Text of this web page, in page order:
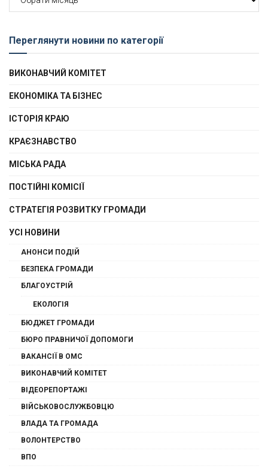
новин
Переглянути новини по категорії
ВИКОНАВЧИЙ КОМІТЕТ
ЕКОНОМІКА ТА БІЗНЕС
ІСТОРІЯ КРАЮ
КРАЄЗНАВСТВО
МІСЬКА РАДА
ПОСТІЙНІ КОМІСІЇ
СТРАТЕГІЯ РОЗВИТКУ ГРОМАДИ
УСІ НОВИНИ
АНОНСИ ПОДІЙ
БЕЗПЕКА ГРОМАДИ
БЛАГОУСТРІЙ
ЕКОЛОГІЯ
БЮДЖЕТ ГРОМАДИ
БЮРО ПРАВНИЧОЇ ДОПОМОГИ
ВАКАНСІЇ В ОМС
ВИКОНАВЧИЙ КОМІТЕТ
ВІДЕОРЕПОРТАЖІ
ВІЙСЬКОВОСЛУЖБОВЦЮ
ВЛАДА ТА ГРОМАДА
ВОЛОНТЕРСТВО
ВПО